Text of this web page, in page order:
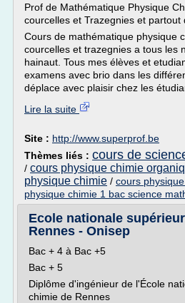
Prof de Mathématique Physique
courcelles et Trazegnies et partout
Cours de mathématique physique
courcelles et trazegnies a tous les
hainaut. Tous mes élèves et
examens avec brio dans les
déplace avec plaisir chez les
Lire la suite
Site : http://www.superprof.be
Thèmes liés : cours de
/ cours physique chimie
physique chimie / cours
physique chimie 1 bac science
Ecole nationale
Rennes - Onisep
Bac + 4 à Bac +5
Bac + 5
Diplôme d'ingénieur de l'École
chimie de Rennes